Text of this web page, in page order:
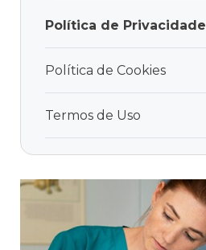
Política de Privacidade
Política de Cookies
Termos de Uso